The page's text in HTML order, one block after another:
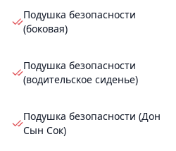
Подушка безопасности
(боковая)
Подушка безопасности
(водительское сиденье)
Подушка безопасности (Дон
Сын Сок)